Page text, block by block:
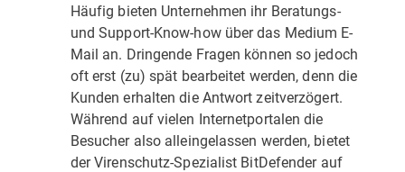
Häufig bieten Unternehmen ihr Beratungs-
und Support-Know-how über das Medium E-
Mail an. Dringende Fragen können so jedoch
oft erst (zu) spät bearbeitet werden, denn die
Kunden erhalten die Antwort zeitverzögert.
Während auf vielen Internetportalen die
Besucher also alleingelassen werden, bietet
der Virenschutz-Spezialist BitDefender auf